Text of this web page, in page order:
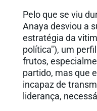
Pelo que se viu
Anaya desviou a
estratégia da
política"), um
frutos,
partido, mas que
incapaz de
liderança,